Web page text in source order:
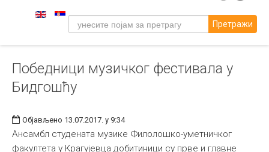
Уметност
Музичка уметност
Примењена и ликовна уметност
Издаваштво
Претражи
Победници музичког фестивала у
Бидгошћу
Објављено 13.07.2017. у 9:34
Ансамбл студената музике Филолошко-уметничког
факултета у Крагујевца добитиници су прве и главне